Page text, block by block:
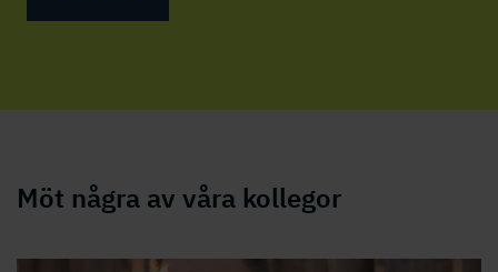
Möt några av våra kollegor